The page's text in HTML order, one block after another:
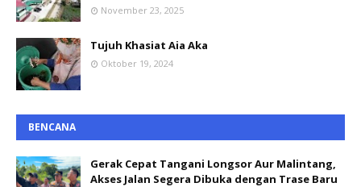
November 23, 2025
Tujuh Khasiat Aia Aka
Oktober 19, 2024
BENCANA
Gerak Cepat Tangani Longsor Aur Malintang,
Akses Jalan Segera Dibuka dengan Trase Baru